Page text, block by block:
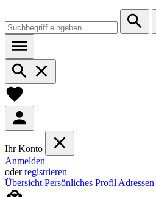
Ihr Konto
Anmelden
oderregistrieren
Übersicht Persönliches Profil Adressen